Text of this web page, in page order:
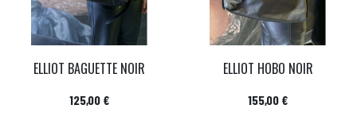
ELLIOT BAGUETTE NOIR
Prix
125,00 €
ELLIOT HOBO NOIR
Prix
155,00 €